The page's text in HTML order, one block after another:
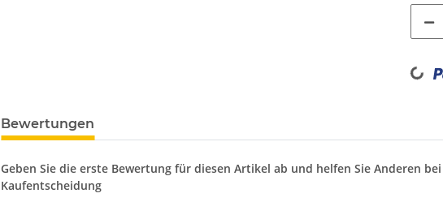
Loading...
Bewertungen
Geben Sie die erste Bewertung für diesen Artikel ab und helfen Sie Anderen
Kaufentscheidung